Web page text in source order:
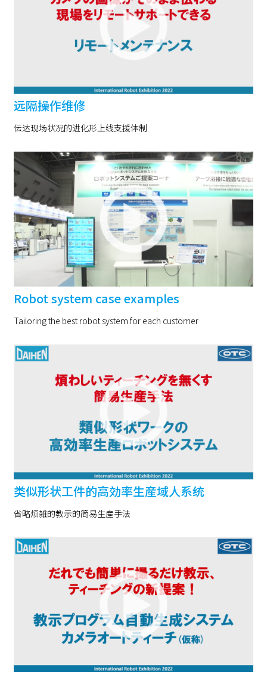
远隔操作维修
伝达现场状况的进化形上线支援体制
Robot system case examples
Tailoring the best robot system for each customer
类似形状工件的高効率生産域人系统
省略烦雑的教示的简易生産手法